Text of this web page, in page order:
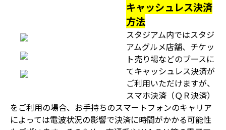
キャッシュレス決済
方法
スタジアム内ではスタジ
アムグルメ店舗、チケッ
ト売り場などのブースに
てキャッシュレス決済が
ご利用いただけますが、
スマホ決済（ＱＲ決済）
をご利用の場合、お手持ちのスマートフォンのキャリア
によっては電波状況の影響で決済に時間がかかる可能性